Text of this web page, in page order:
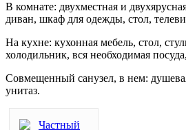
В комнате: двухместная и
диван, шкаф для одежды, стол,
На кухне: кухонная мебель, стол,
холодильник, вся необходимая
Совмещенный санузел, в нем:
унитаз.